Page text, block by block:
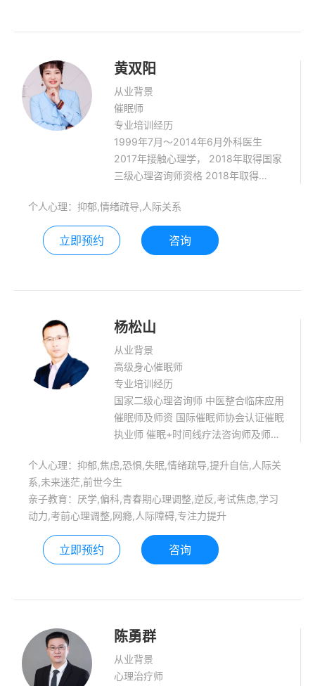
黄双阳
从业背景
催眠师
专业培训经历
1999年7月～2014年6月外科医生
2017年接触心理学， 2018年取得国家
三级心理咨询师资格 2018年取得
取得冥想教师资格 2019年至今学习中
医催眠
个人心理：抑郁,情绪疏导,人际关系
立即预约 咨询
杨松山
从业背景
高级身心催眠师
专业培训经历
国家二级心理咨询师 中医整合临床应用
催眠师及师资 国际催眠师协会认证催眠
执业师 催眠+时间线疗法咨询师及师资
元认知高效心理咨询师 本人个案咨询时
间超过3500+小时，先后在四川、山
西、河北、武汉、甘肃等地受邀开展：
中医整合催眠师和动力催眠师培训若干
场。受邀进行四川省通江县骨干教师国
培两场！
个人心理：抑郁,焦虑,恐惧,失眠,情绪疏导,提升自信,人际关
系,未来迷茫,前世今生
亲子教育：厌学,偏科,青春期心理调整,逆反,考试焦虑,学习
动力,考前心理调整,网瘾,人际障碍,专注力提升
立即预约 咨询
陈勇群
从业背景
心理治疗师